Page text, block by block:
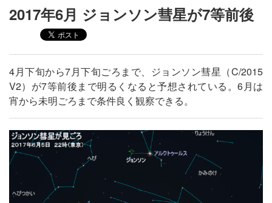
2017年6月 ジョンソン彗星が7等前後
4月下旬から7月下旬ごろまで、ジョンソン彗星（C/2015
V2）が7等前後まで明るくなると予想されている。6月は
宵から未明ごろまで条件良く観察できる。